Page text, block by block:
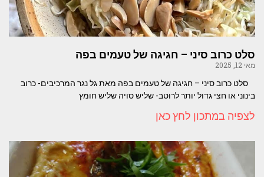
סלט כרוב סיני – חגיגה של טעמים בפה
מאי 12, 2025
סלט כרוב סיני – חגיגה של טעמים בפה מאת גל נגר המרכיבים- כרוב
בינוני או חצי גדול יותר לרוטב- שליש סויה שליש חומץ
לצפיה במתכון לחץ כאן